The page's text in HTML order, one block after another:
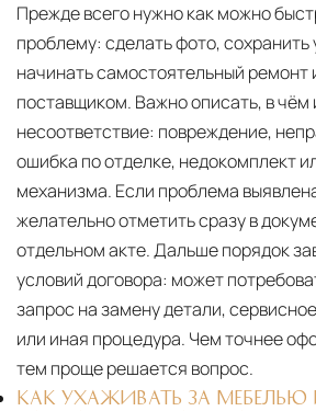
Прежде всего нужно как можно
проблему: сделать фото, сохранить
начинать самостоятельный ремонт
поставщиком. Важно описать, в чём
несоответствие: повреждение,
ошибка по отделке, недокомплект
механизма. Если проблема
желательно отметить сразу в
отдельном акте. Дальше порядок
условий договора: может
запрос на замену детали,
или иная процедура. Чем точнее
тем проще решается вопрос.
КАК УХАЖИВАТЬ ЗА МЕБЕЛЬЮ